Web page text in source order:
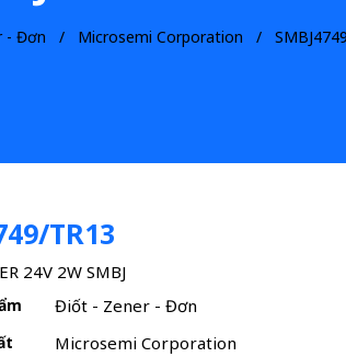
- Đơn Microsemi Corporation
TR13
24V 2W SMBJ
Điốt - Zener - Đơn
Microsemi Corporation